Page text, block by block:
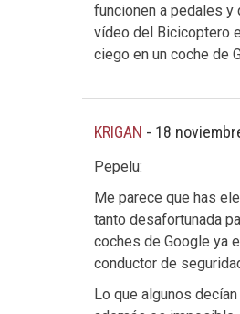
funcionen a pedales y
vídeo del Bicicoptero
ciego en un coche de
KRIGAN - 18
Pepelu:
Me parece que has
tanto desafortunada
coches de Google ya
conductor de
Lo que algunos